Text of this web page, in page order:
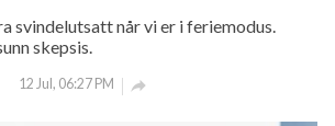
svindelutsatt når vi er i feriemodus.
skepsis.
12 Jul, 06:27 PM 